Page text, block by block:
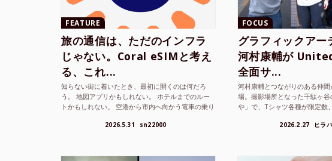
FEATURE
旅の通信は、ただのインフラ
じゃない。Coral eSIMと考え
る、これ...
知らない街に着いたとき、最初に開くのは何だろ
う。 地図アプリかもしれない。 ホテルまでのルー
トかもしれない。 空港から市内へ向かう電車の乗り
て、その街の空...2026.5.31 sn22000
FOCUS
グラフィックアー
河村康輔が
全面サ...
河村康輔とつながりのある仲
場。撮影場所となった千駄ヶ
や」で、Tシャツ各種が限定数
2026.2.27 ヒラ